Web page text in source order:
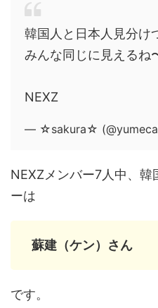
韓国人と日本人見分け
みんな同じに見えるね
NEXZ
— ☆sakura☆
NEXZメンバー7人中、
ーは
蘇建（ケン）さん
です。